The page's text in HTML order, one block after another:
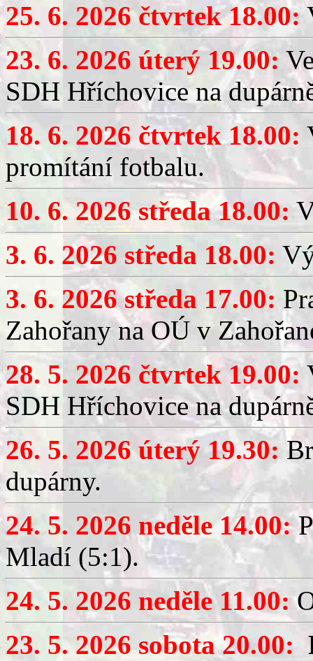
25. 6. 2026 čtvrtek 18.00:
23. 6. 2026 úterý 19.00:
SDH Hříchovice na
18. 6. 2026 čtvrtek 18.00:
promítání fotbalu.
10. 6. 2026 středa 18.00:
3. 6. 2026 středa 18.00:
3. 6. 2026 středa 17.00:
Zahořany na OÚ v
28. 5. 2026 čtvrtek 19.00:
SDH Hříchovice na
26. 5. 2026 úterý 19.30:
dupárny.
24. 5. 2026 neděle 14.00:
Mladí (5:1).
24. 5. 2026 neděle 11.00:
23. 5. 2026 sobota 20.00: